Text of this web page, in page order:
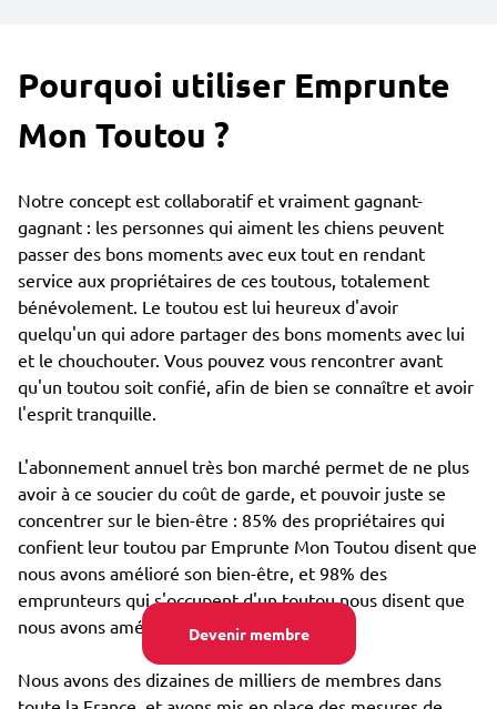
Devenir membre
Pourquoi utiliser Emprunte
Mon Toutou ?
Notre concept est collaboratif et vraiment gagnant-
gagnant : les personnes qui aiment les chiens peuvent
passer des bons moments avec eux tout en rendant
service aux propriétaires de ces toutous, totalement
bénévolement. Le toutou est lui heureux d'avoir
quelqu'un qui adore partager des bons moments avec lui
et le chouchouter. Vous pouvez vous rencontrer avant
qu'un toutou soit confié, afin de bien se connaître et avoir
l'esprit tranquille.
L'abonnement annuel très bon marché permet de ne plus
avoir à ce soucier du coût de garde, et pouvoir juste se
concentrer sur le bien-être : 85% des propriétaires qui
confient leur toutou par Emprunte Mon Toutou disent que
nous avons amélioré son bien-être, et 98% des
emprunteurs qui s'occupent d'un toutou nous disent que
nous avons amélioré leur propre bien-être.
Nous avons des dizaines de milliers de membres dans